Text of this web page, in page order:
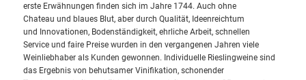
erste Erwähnungen finden sich im Jahre 1744. Auch ohne
Chateau und blaues Blut, aber durch Qualität, Ideenreichtum
und Innovationen, Bodenständigkeit, ehrliche Arbeit, schnellen
Service und faire Preise wurden in den vergangenen Jahren viele
Weinliebhaber als Kunden gewonnen. Individuelle Rieslingweine sind
das Ergebnis von behutsamer Vinifikation, schonender